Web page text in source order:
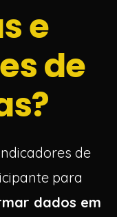
e
de
de
para
dados em